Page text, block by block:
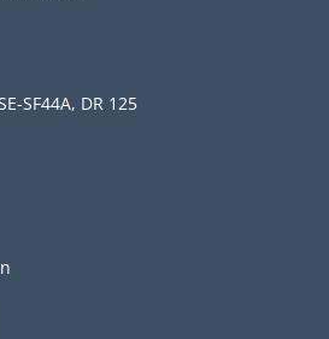
SF44A, DR 125